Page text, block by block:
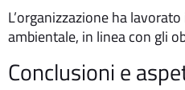
L’organizzazione ha
ambientale, in linea con gli
Conclusioni e